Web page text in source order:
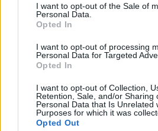
I want to opt-out of the Sale of
Personal Data.
Opted In
I want to opt-out of processing
Personal Data for Targeted
Opted In
I want to opt-out of Collection,
Retention, Sale, and/or Sharing
Personal Data that Is Unrelated
Purposes for which it was
Opted Out
Guaguas Municipales
‘Moby Dick’,
arranca la nueva
Teatro Cuyás
26/09/2018
La empresa Guaguas Municipales
obra de Herman Melville
dirigida por Andrés Lima y